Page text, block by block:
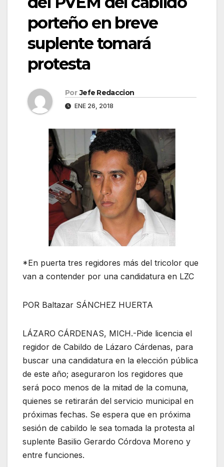
porteño en breve
suplente tomará
protesta
Por Jefe Redaccion
ENE 26, 2018
*En puerta tres regidores más del tricolor que
van a contender por una candidatura en LZC
POR Baltazar SÁNCHEZ HUERTA
LÁZARO CÁRDENAS, MICH.-Pide licencia el
regidor de Cabildo de Lázaro Cárdenas, para
buscar una candidatura en la elección pública
de este año; aseguraron los regidores que
será poco menos de la mitad de la comuna,
quienes se retirarán del servicio municipal en
próximas fechas. Se espera que en próxima
sesión de cabildo le sea tomada la protesta al
suplente Basilio Gerardo Córdova Moreno y
entre funciones.